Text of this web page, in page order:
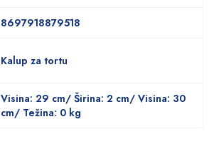
8697918879518
Kalup za tortu
Visina: 29 cm/ Širina: 2 cm/ Visina: 30
cm/ Težina: 0 kg